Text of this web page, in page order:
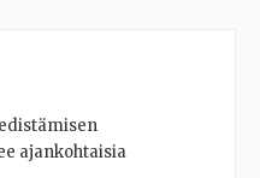
ajankohtaisia